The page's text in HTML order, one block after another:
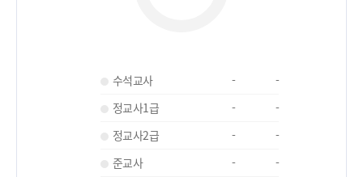
수석교사 -
-
정교사1급
-
-
정교사2급
-
-
준교사
-
-